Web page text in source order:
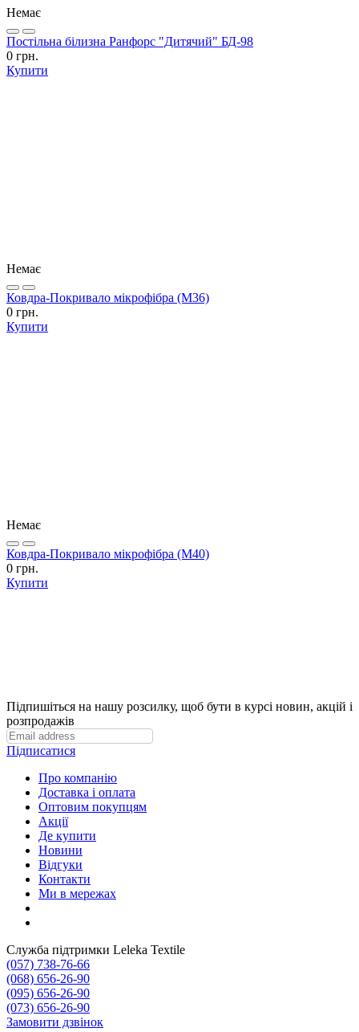
Немає
Постільна білизна Ранфорс "Дитячий" БД-98
0 грн.
Купити
Немає
Ковдра-Покривало мікрофібра (М36)
0 грн.
Купити
Немає
Ковдра-Покривало мікрофібра (М40)
0 грн.
Купити
Підпишіться на нашу розсилку, щоб бути в курсі новин, акцій і
розпродажів
Підписатися
Про компанію
Доставка і оплата
Оптовим покупцям
Акції
Де купити
Новини
Відгуки
Контакти
Ми в мережах
Служба підтримки Leleka Textile
(057) 738-76-66
(068) 656-26-90
(095) 656-26-90
(073) 656-26-90
Замовити дзвінок